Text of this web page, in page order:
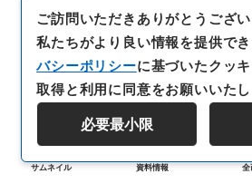
サムネイル 資料情報 全
ご訪問いただきありがとうござい
私たちがより良い情報を提供でき
バシーポリシーに基づいたクッ
取得と利用に同意をお願いいたし
必要最小限